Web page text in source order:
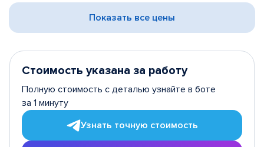
Показать все цены
Стоимость указана за работу
Полную стоимость с деталью узнайте в боте
за 1 минуту
Узнать точную стоимость